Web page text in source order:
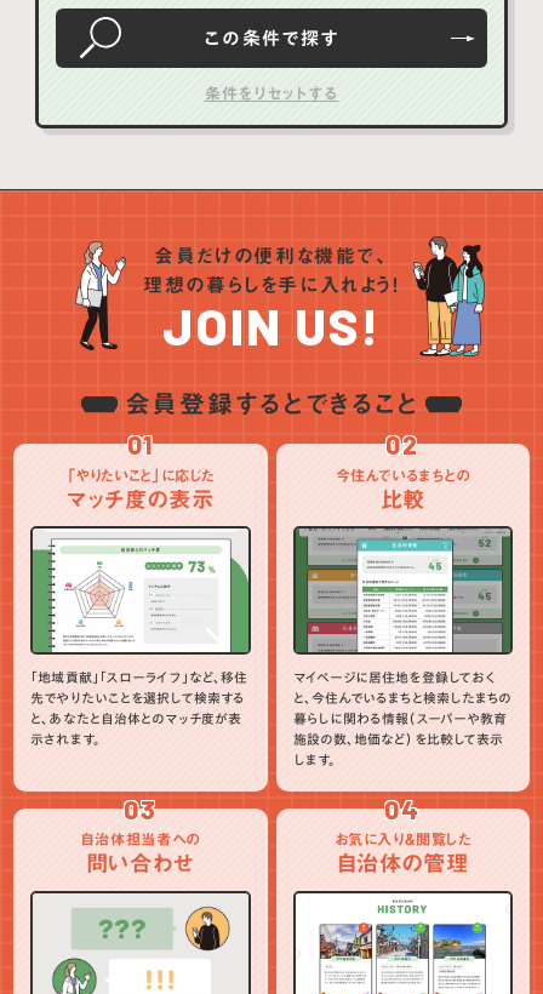
この条件で探す
会員だけの便利な機能で、
理想の暮らしを手に入れよう！
JOIN US!
会員登録するとできること
01
「やりたいこと」に応じた
マッチ度の表示
「地域貢献」「スローライフ」など、移住
先でやりたいことを選択して検索する
と、あなたと自治体とのマッチ度が表
示されます。
02
今住んでいるまちとの
比較
マイページに居住地を登録しておく
と、今住んでいるまちと検索したまちの
暮らしに関わる情報（スーパーや教育
施設の数、地価など）を比較して表示
します。
03
自治体担当者への
問い合わせ
04
お気に入り＆閲覧した
自治体の管理